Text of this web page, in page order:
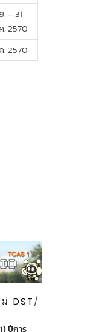
. – 31
. 2570
. 2570
DST
ปีการ